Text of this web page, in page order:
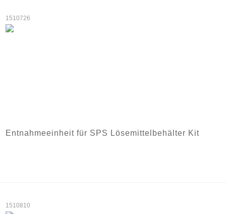
1510726
Entnahmeeinheit für SPS Lösemittelbehälter Kit
1510810